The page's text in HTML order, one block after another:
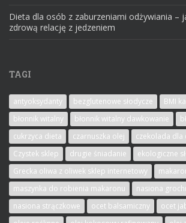
Dieta dla osób z zaburzeniami odżywiania –
zdrową relację z jedzeniem
TAGI
antyoksydanty bezglutenowe słodycze
BMI
błonnik witalny
błonnik witalny dawkowanie
cukrzyca dieta
czarnuszka olej
czekolada dla
Czystek sklep
drugie śniadanie
ekologiczne
Grecka oliwa z oliwek sklep internetowy
maszynka do robienia makaronu
nasiona
nasiona strączkowe
ocet balsamiczny
ocet